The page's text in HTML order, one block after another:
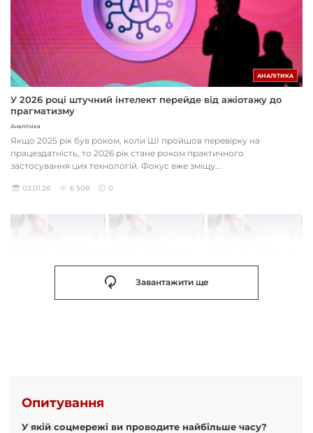
АНАЛІТИКА
У 2026 році штучний інтелект перейде від ажіотажу до
прагматизму
Аналітика
Якщо 2025 рік був роком, коли ШІ пройшов перевірку на
працездатність, то 2026 рік стане роком практичного
застосування цих технологій. Фокус вже зміщу...
02.01.26 6 508 0
Завантажити ще
Опитування
У якій соцмережі ви проводите найбільше часу?